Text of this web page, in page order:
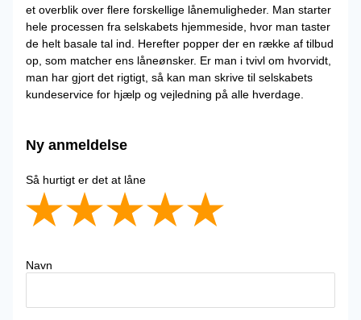
et overblik over flere forskellige lånemuligheder. Man starter
hele processen fra selskabets hjemmeside, hvor man taster
de helt basale tal ind. Herefter popper der en række af tilbud
op, som matcher ens låneønsker. Er man i tvivl om hvorvidt,
man har gjort det rigtigt, så kan man skrive til selskabets
kundeservice for hjælp og vejledning på alle hverdage.
Ny anmeldelse
Så hurtigt er det at låne
Navn